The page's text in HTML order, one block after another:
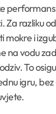
Za razliku
mokre i
na vodu
To
igru,